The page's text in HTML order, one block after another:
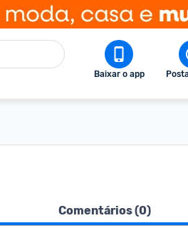
Baixar o app
Comentários (0)